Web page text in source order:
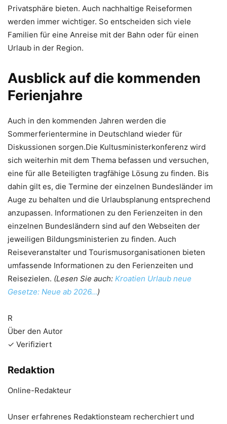
Privatsphäre bieten. Auch nachhaltige Reiseformen
werden immer wichtiger. So entscheiden sich viele
Familien für eine Anreise mit der Bahn oder für einen
Urlaub in der Region.
Ausblick auf die kommenden
Ferienjahre
Auch in den kommenden Jahren werden die
Sommerferientermine in Deutschland wieder für
Diskussionen sorgen.Die Kultusministerkonferenz wird
sich weiterhin mit dem Thema befassen und versuchen,
eine für alle Beteiligten tragfähige Lösung zu finden. Bis
dahin gilt es, die Termine der einzelnen Bundesländer im
Auge zu behalten und die Urlaubsplanung entsprechend
anzupassen. Informationen zu den Ferienzeiten in den
einzelnen Bundesländern sind auf den Webseiten der
jeweiligen Bildungsministerien zu finden. Auch
Reiseveranstalter und Tourismusorganisationen bieten
umfassende Informationen zu den Ferienzeiten und
Reisezielen. (Lesen Sie auch: Kroatien Urlaub neue
Gesetze: Neue ab 2026…)
R
Über den Autor
✓ Verifiziert
Redaktion
Online-Redakteur
Unser erfahrenes Redaktionsteam recherchiert und